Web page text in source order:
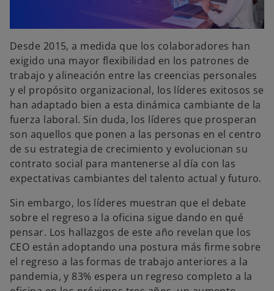
Desde 2015, a medida que los colaboradores han
exigido una mayor flexibilidad en los patrones de
trabajo y alineación entre las creencias personales
y el propósito organizacional, los líderes exitosos se
han adaptado bien a esta dinámica cambiante de la
fuerza laboral. Sin duda, los líderes que prosperan
son aquellos que ponen a las personas en el centro
de su estrategia de crecimiento y evolucionan su
contrato social para mantenerse al día con las
expectativas cambiantes del talento actual y futuro.
Sin embargo, los líderes muestran que el debate
sobre el regreso a la oficina sigue dando en qué
pensar. Los hallazgos de este año revelan que los
CEO están adoptando una postura más firme sobre
el regreso a las formas de trabajo anteriores a la
pandemia, y 83% espera un regreso completo a la